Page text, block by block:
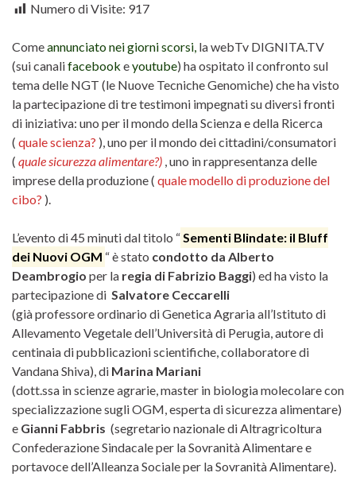
Numero di Visite: 917
Comeannunciato nei giorni scorsi, la webTv DIGNITA.TV
(sui canalifacebook eyoutube) ha ospitato il confronto sul
tema delle NGT (le Nuove Tecniche Genomiche) che ha visto
la partecipazione di tre testimoni impegnati su diversi fronti
di iniziativa: uno per il mondo della Scienza e della Ricerca
( quale scienza? ), uno per il mondo dei cittadini/consumatori
( quale sicurezza alimentare?) , uno in rappresentanza delle
imprese della produzione ( quale modello di produzione del
cibo? ).
L’evento di 45 minuti dal titolo “Sementi Blindate: il Bluff
dei Nuovi OGM “ è stato condotto da Alberto
Deambrogio per la regia di Fabrizio Baggi) ed ha visto la
partecipazione di Salvatore Ceccarelli
(già professore ordinario di Genetica Agraria all’Istituto di
Allevamento Vegetale dell’Università di Perugia, autore di
centinaia di pubblicazioni scientifiche, collaboratore di
Vandana Shiva), di Marina Mariani
(dott.ssa in scienze agrarie, master in biologia molecolare con
specializzazione sugli OGM, esperta di sicurezza alimentare)
e Gianni Fabbris (segretario nazionale di Altragricoltura
Confederazione Sindacale per la Sovranità Alimentare e
portavoce dell’Alleanza Sociale per la Sovranità Alimentare).